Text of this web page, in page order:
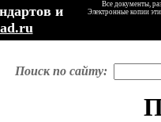
и
Все документы,
Электронные копии
Поиск по сайту: